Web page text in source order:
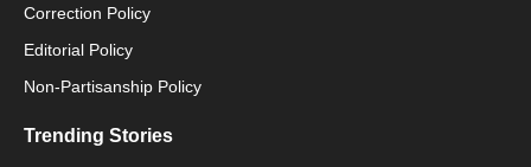
Correction Policy
Editorial Policy
Non-Partisanship Policy
Trending Stories